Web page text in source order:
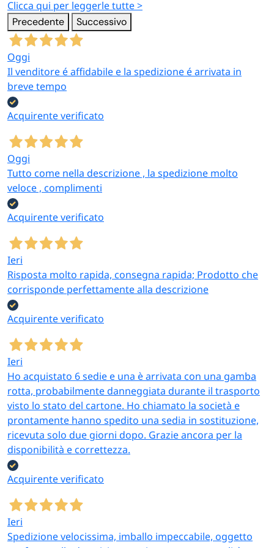
Piccoli
Elettrodomestici
Accessori per il comfort
Riscaldamento
Ombrelli e
Portaombrelli
Ombrelli pieghevoli,
Borse e Carrelli
Trolley spesa, carrelli,
Cuscini e coperte per
letto
Prodotti e accessori per
la manutenzione
Sedie, mensole e prodotti utili per la
casa
La sezioneProdotti Utili Casaraccoglie articoli
funzionali per la praticità quotidiana, con unaampia
selezione di sedie da interno ed esternoin più
materiali e stili:
Sedie in polipropileneimpilabili e resistenti, tra cui i
modelli “Maestro Twist” con schienale intrecciato
(bianco, nero, grigio, tortora), sedie effetto rattan con o
Sedie in legno e metallo
Poltrone e sgabelli
Mensole e scaffaliper organizzare libri, oggetti e spazi
Clicca qui per leggerle tutte >
Precedente Successivo
Oggi
Il venditore é affidabile e la spedizione é arrivata in
breve tempo
Acquirente verificato
Oggi
Tutto come nella descrizione , la spedizione molto
veloce , complimenti
Acquirente verificato
Ieri
Risposta molto rapida, consegna rapida; Prodotto che
corrisponde perfettamente alla descrizione
Acquirente verificato
Ieri
Ho acquistato 6 sedie e una è arrivata con una gamba
rotta, probabilmente danneggiata durante il trasporto
visto lo stato del cartone. Ho chiamato la società e
prontamente hanno spedito una sedia in sostituzione,
ricevuta solo due giorni dopo. Grazie ancora per la
disponibilità e correttezza.
Acquirente verificato
Ieri
Spedizione velocissima, imballo impeccabile, oggetto